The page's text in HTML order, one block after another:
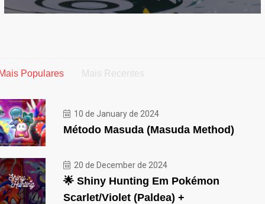
Populares Mais Recentes
10 de January de 2024
Método Masuda (Masuda Method)
20 de December de 2024
🌟 Shiny Hunting Em Pokémon
Scarlet/Violet (Paldea) +